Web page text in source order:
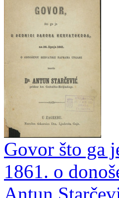
Govor što ga
1861. o